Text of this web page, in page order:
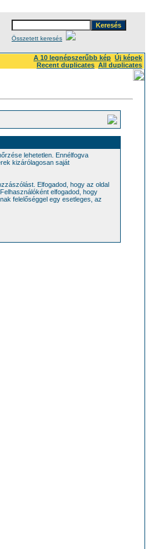
Összetett keresés
A 10 legnépszerűbb kép Új képek
Recent duplicates All duplicates
lehetetlen. Ennélfogva
kizárólagosan saját
Elfogadod, hogy az oldal
elfogadod, hogy
felelőséggel egy esetleges, az